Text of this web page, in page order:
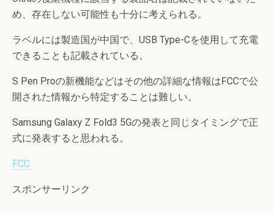
め、存在しない可能性も十分に考えられる。
ラベルには製造国が中国で、USB Type-Cを使用して充電
できることも記載されている。
S Pen Proの新機能などはその他の詳細な情報はFCCで公
開された情報から特定することは難しい。
Samsung Galaxy Z Fold3 5Gの発表と同じタイミングで正
式に発表すると思われる。
FCC
スポンサーリンク